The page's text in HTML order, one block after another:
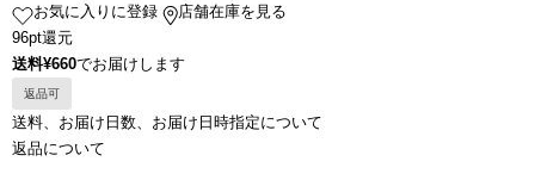
お気に入りに登録
店舗在庫を見る
96pt還元
送料¥660でお届けします
返品可
送料、お届け日数、お届け日時指定について
返品について